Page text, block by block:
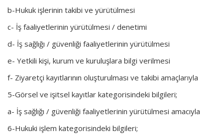
b-Hukuk işlerinin takibi ve yürütülmesi
c- İş faaliyetlerinin yürütülmesi / denetimi
d- İş sağlığı / güvenliği faaliyetlerinin yürütülmesi
e- Yetkili kişi, kurum ve kuruluşlara bilgi verilmesi
f- Ziyaretçi kayıtlarının oluşturulması ve takibi amaçlarıyla
5-Görsel ve işitsel kayıtlar kategorisindeki bilgileri;
a- İş sağlığı / güvenliği faaliyetlerinin yürütülmesi amacıyla
6-Hukuki işlem kategorisindeki bilgileri;